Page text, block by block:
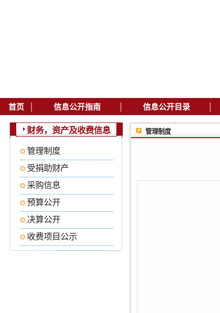
首页 | 信息公开指南 | 信息公开目录 |
财务，资产及收费信息
管理制度
受捐助财产
采购信息
预算公开
决算公开
收费项目公示
管理制度